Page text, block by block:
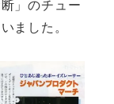
」のチュー
ました。